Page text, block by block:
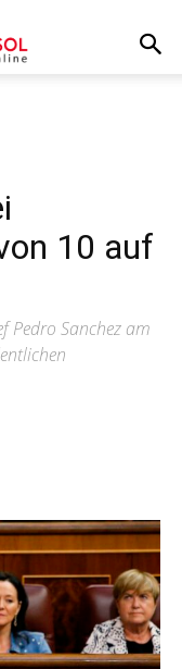
10 auf
Pedro Sanchez am